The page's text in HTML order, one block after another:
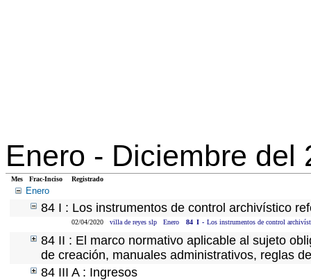
Enero - Diciembre del
Mes Frac-Inciso Registrado
Enero
84 I : Los instrumentos de control archivístico
02/04/2020 villa de reyes slp Enero 84 I - Los instrumentos de control
84 II : El marco normativo aplicable al sujeto
de creación, manuales administrativos, reglas
84 III A : Ingresos